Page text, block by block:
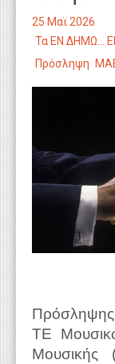
25 Μαϊ 2026
Τα ΕΝ ΔΗΜΩ...
Πρόσληψη
ΤΕ
Μουσικής
Βιβλιοθήκη
Κυτίο